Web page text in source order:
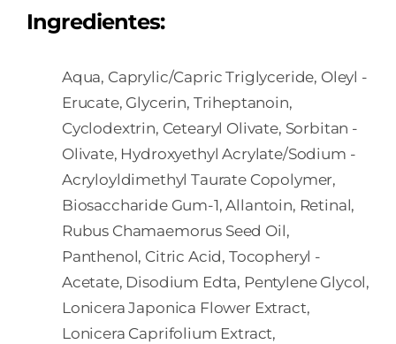
Ingredientes:
Aqua, Caprylic/Capric ­Triglyceride, Oleyl ­
Erucate, Glycerin, Triheptanoin,
Cyclodextrin, Cetearyl ­Olivate, Sorbitan ­
Olivate, Hydroxyethyl ­Acrylate/Sodium ­
Acryloyldimethyl ­Taurate ­Copolymer,
Biosaccharide ­Gum-­1, Allantoin, Retinal,
Rubus ­Chamaemorus ­Seed ­Oil,
Panthenol, Citric ­Acid, Tocopheryl ­
Acetate, Disodium ­Edta, Pentylene ­Glycol,
Lonicera ­Japonica ­Flower ­Extract,
Lonicera ­Caprifolium ­Extract,